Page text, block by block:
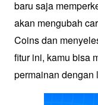
baru saja
akan mengubah
Coins dan
fitur ini, kamu bisa
permainan dengan